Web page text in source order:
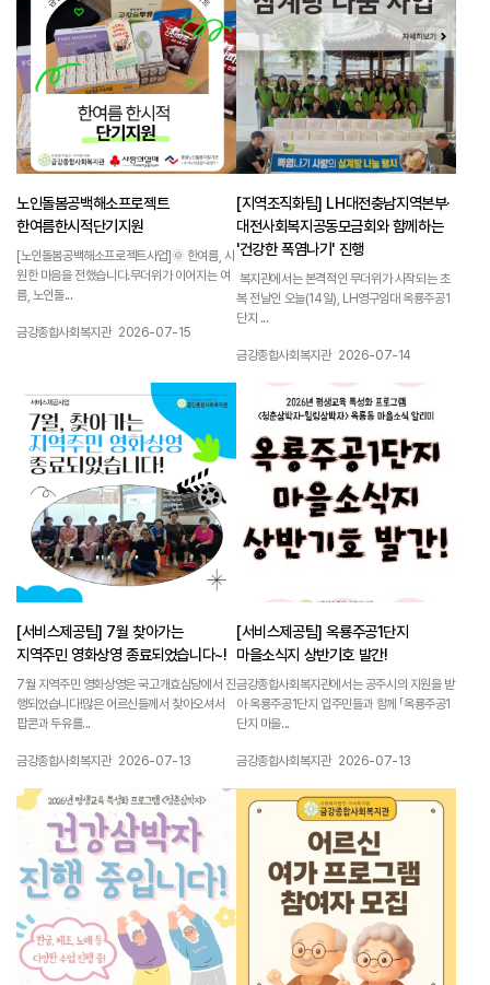
노인돌봄공백해소프로젝트
한여름한시적단기지원
[노인돌봄공백해소프로젝트사업]🌞 한여름, 시
원한 마음을 전했습니다.무더위가 이어지는 여
름, 노인돌...
작성자 :
금강종합사회복지관 작성일 :
2026-07-15
[지역조직화팀] LH대전충남지역본부·
대전사회복지공동모금회와 함께하는
'건강한 폭염나기' 진행
복지관에서는 본격적인 무더위가 시작되는 초
복 전날인 오늘(14일), LH영구임대 옥룡주공1
단지 ...
작성자 :
금강종합사회복지관 작성일 :
2026-07-14
1157
[서비스제공팀] 7월 찾아가는
지역주민 영화상영 종료되었습니다~!
7월 지역주민 영화상영은 국고개효심당에서 진
행되었습니다!많은 어르신들께서 찾아오셔서
팝콘과 두유를...
작성자 :
금강종합사회복지관 작성일 :
2026-07-13
[서비스제공팀] 옥룡주공1단지
마을소식지 상반기호 발간!
금강종합사회복지관에서는 공주시의 지원을 받
아 옥룡주공1단지 입주민들과 함께 「옥룡주공1
단지 마을...
작성자 :
금강종합사회복지관 작성일 :
2026-07-13
1155 1154